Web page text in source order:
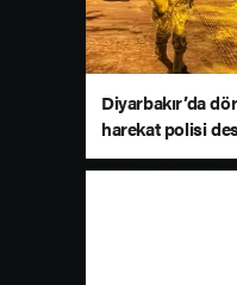
Diyarbakır’da
harekat polisi